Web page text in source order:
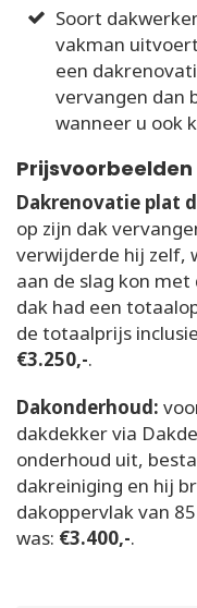
Soort
vakman
een
vervangen dan
wanneer u ook
Dakrenovatie plat
op zijn dak
verwijderde hij zelf,
aan de slag kon
dak had een
de totaalprijs
€3.250,-.
Dakonderhoud:
dakdekker via
onderhoud uit,
dakreiniging en hij
dakoppervlak van
was: €3.400,-.